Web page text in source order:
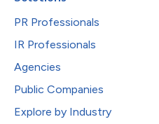
PR Professionals
IR Professionals
Agencies
Public Companies
Explore by Industry